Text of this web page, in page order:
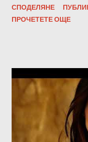
СПОДЕЛЯНЕ
ПРОЧЕТЕТЕ ОЩЕ